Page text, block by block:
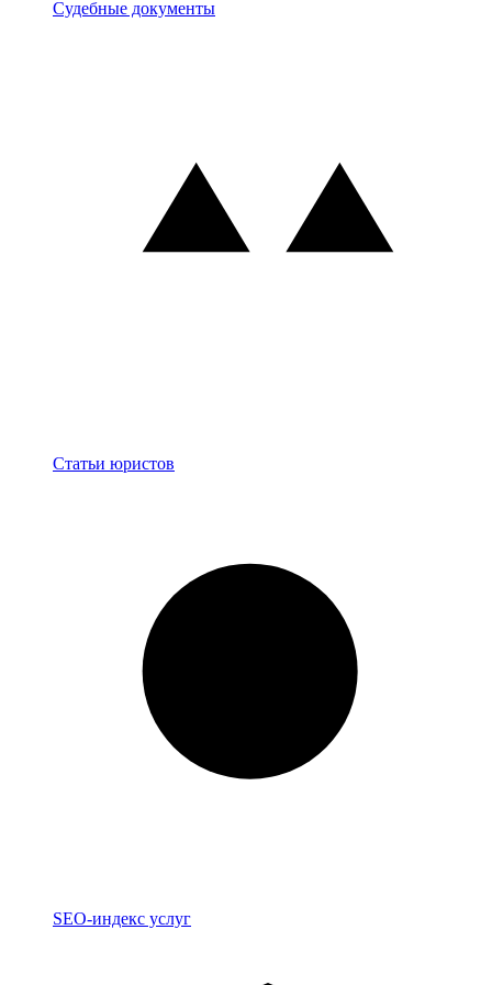
Документы
Судебные документы
Блог
Статьи юристов
Индекс
SEO-индекс услуг